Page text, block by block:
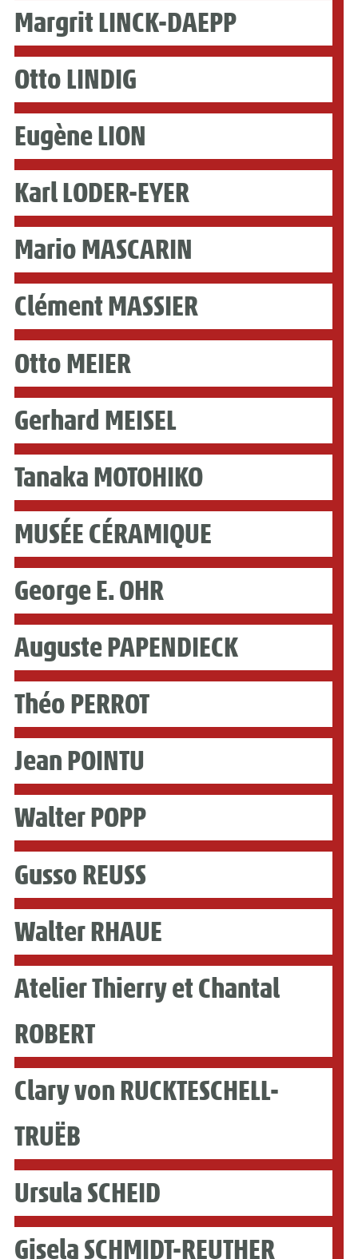
Margrit LINCK-DAEPP
Otto LINDIG
Eugène LION
Karl LODER-EYER
Mario MASCARIN
Clément MASSIER
Otto MEIER
Gerhard MEISEL
Tanaka MOTOHIKO
MUSÉE CÉRAMIQUE
George E. OHR
Auguste PAPENDIECK
Théo PERROT
Jean POINTU
Walter POPP
Gusso REUSS
Walter RHAUE
Atelier Thierry et Chantal
ROBERT
Clary von RUCKTESCHELL-
TRUËB
Ursula SCHEID
Gisela SCHMIDT-REUTHER